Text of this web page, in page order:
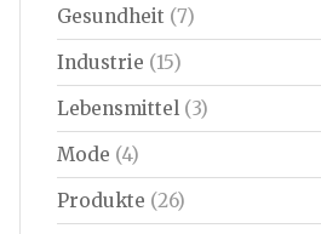
Gesundheit (7)
Industrie (15)
Lebensmittel (3)
Mode (4)
Produkte (26)